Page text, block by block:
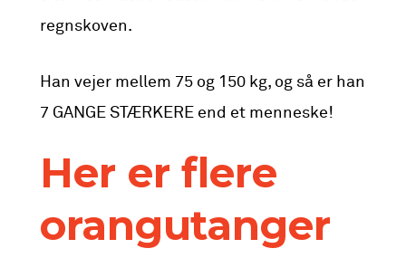
regnskoven.
Han vejer mellem 75 og 150 kg, og så er han
7 GANGE STÆRKERE end et menneske!
Her er flere
orangutanger